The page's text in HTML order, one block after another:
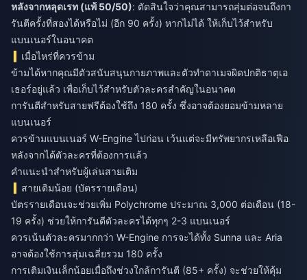
หลังจากหลุดเรท (แพ้ 50/50): ตัดสินใจว่าคุณสามารถสุ่มต่อจนถึงกา
รันตีครั้งที่สองได้หรือไม่ (อีก 90 ครั้ง) หากไม่ได้ ให้เก็บไว้สำหรับ
แบนเนอร์ในอนาคต
เมื่อไหร่ที่ควรข้าม
ข้ามได้หากคุณมีตัวสนับสนุนกายภาพและตัวทำดาเมจผิดปกติธาตุเอ
เธอร์อยู่แล้ว เพื่อเก็บไว้สำหรับตัวละครสำคัญในอนาคต
การันตีสำหรับสายฟรีต้องใช้ถึง 180 ครั้ง ซึ่งอาจต้องยอมข้ามหลาย
แบนเนอร์
ควรข้ามแบนเนอร์ W-Engine ไปก่อน เว้นแต่จะมีทรัพยากรเหลือเฟือ
หลังจากได้ตัวละครที่ต้องการแล้ว
คำแนะนำสำหรับผู้เล่นสายเติม
สายเติมน้อย (บัตรรายเดือน)
บัตรรายเดือนจะช่วยเพิ่ม Polychrome ประมาณ 3,000 ต่อเดือน (18-
19 ครั้ง) ช่วยให้การันตีตัวละครได้ทุกๆ 2-3 แบนเนอร์
ควรเน้นตัวละครมากกว่า W-Engine การจะได้ทั้ง Sunna และ Aria
อาจต้องใช้การสุ่มเฉลี่ยรวม 180 ครั้ง
การเติมเงินเล็กน้อยเมื่อถึงช่วงใกล้การันตี (85+ ครั้ง) จะช่วยให้คุ้ม